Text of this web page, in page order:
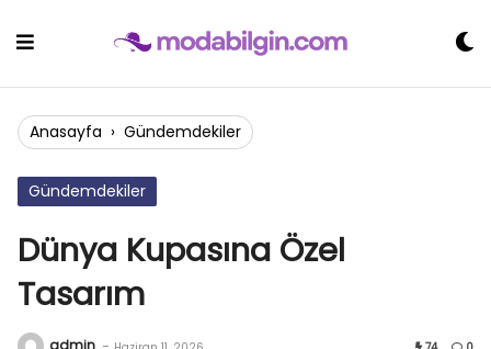
Anasayfa › Gündemdekiler
Gündemdekiler
Dünya Kupasına Özel
Tasarım
admin